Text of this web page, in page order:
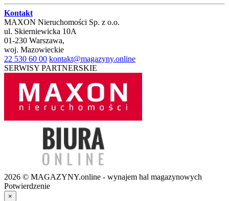
Kontakt
MAXON Nieruchomości Sp. z o.o.
ul. Skierniewicka 10A
01-230 Warszawa,
woj. Mazowieckie
22 530 60 00 kontakt@magazyny.online
SERWISY PARTNERSKIE
2026 © MAGAZYNY.online - wynajem hal magazynowych
Potwierdzenie
×